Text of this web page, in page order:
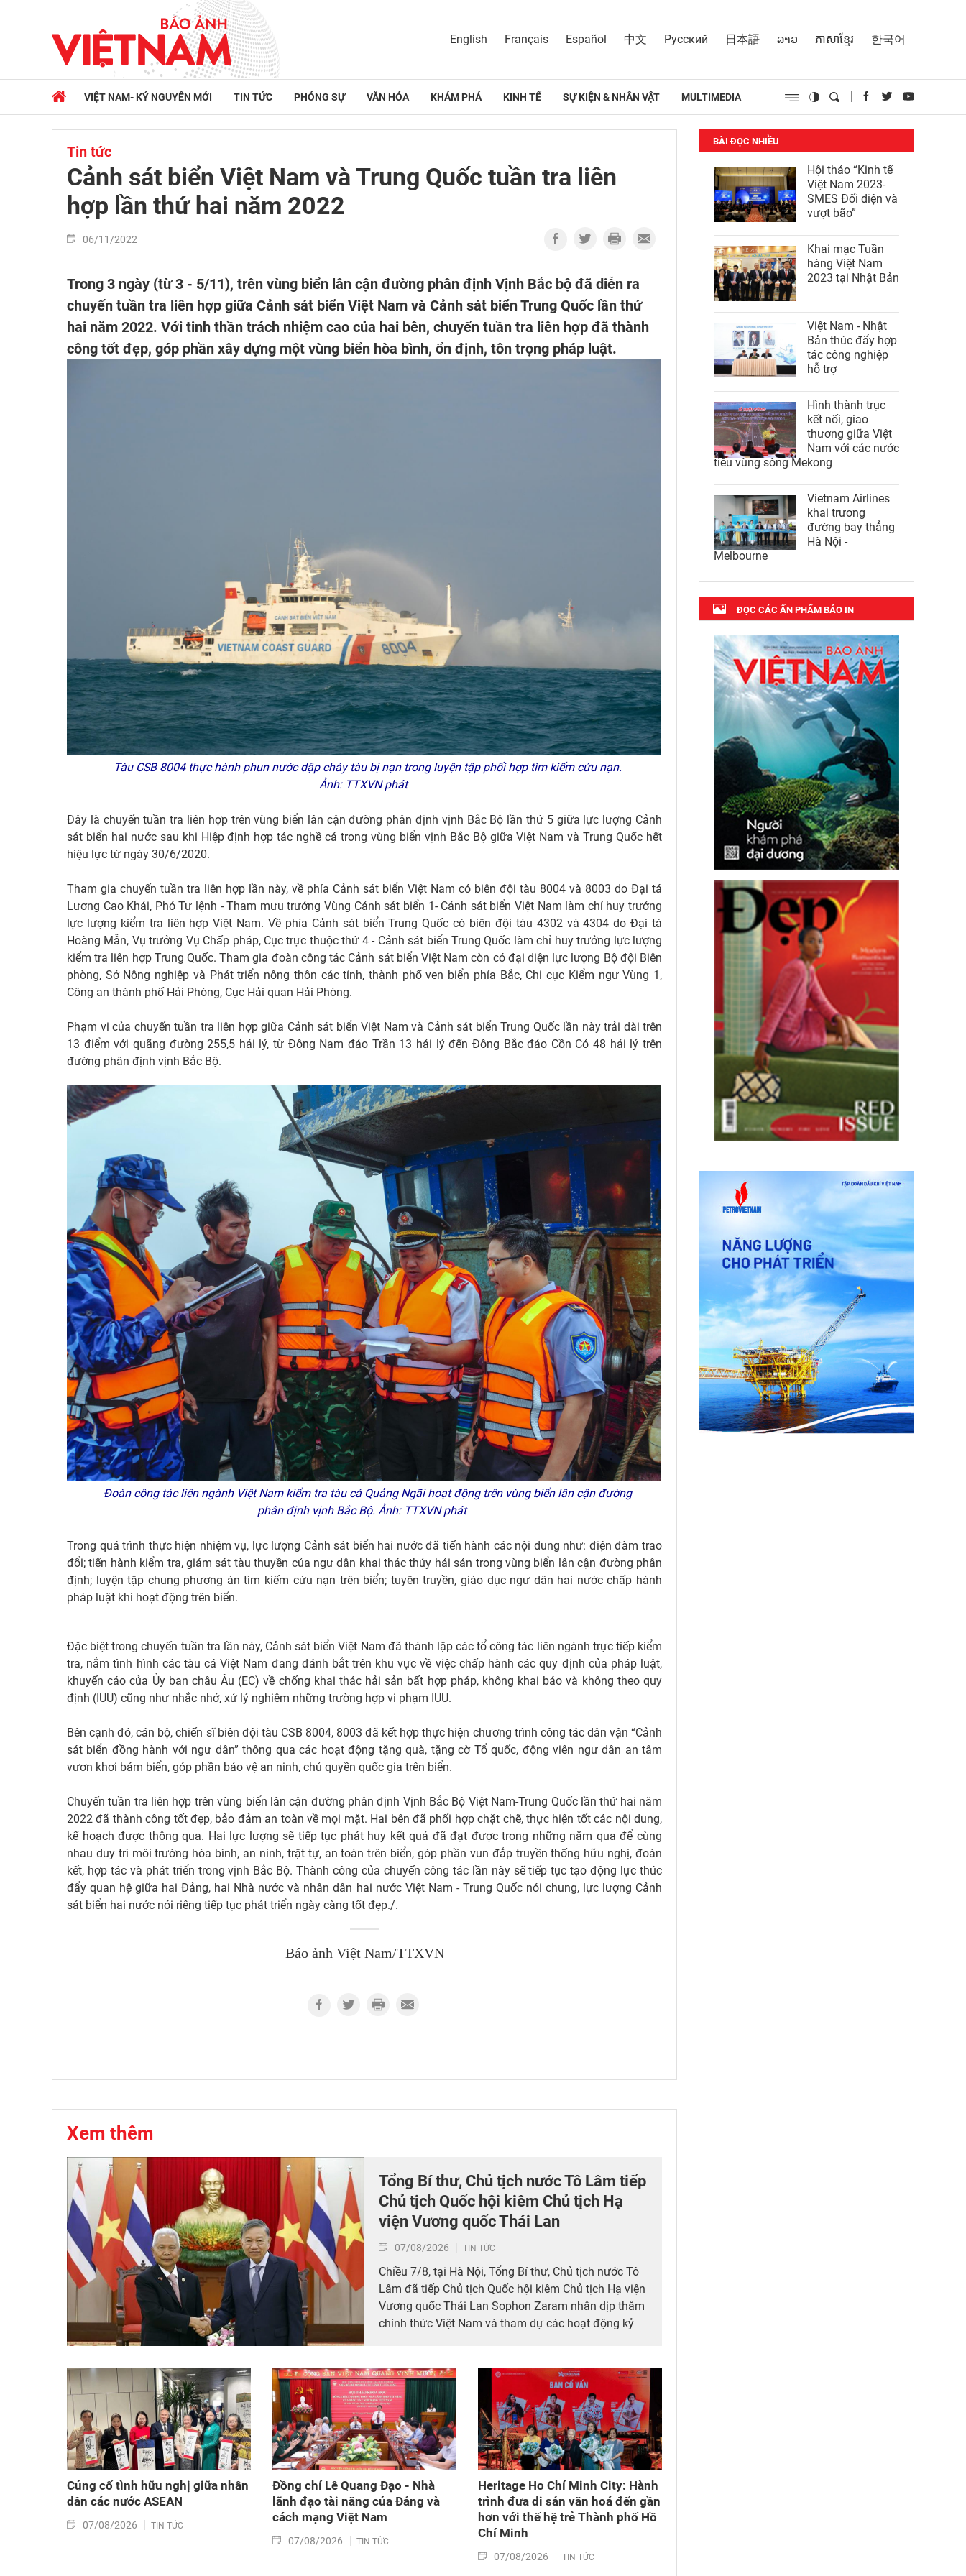
English Français Español 中文 Русский 日本語 ລາວ ភាសាខ្មែរ 한국어
VIỆT NAM- KỶ NGUYÊN MỚI TIN TỨC PHÓNG SỰ VĂN HÓA KHÁM PHÁ KINH TẾ SỰ KIỆN & NHÂN VẬT MULTIMEDIA
Tin tức
Cảnh sát biển Việt Nam và Trung Quốc tuần tra liên
hợp lần thứ hai năm 2022
06/11/2022
Trong 3 ngày (từ 3 - 5/11), trên vùng biển lân cận đường phân định Vịnh Bắc bộ đã diễn ra
chuyến tuần tra liên hợp giữa Cảnh sát biển Việt Nam và Cảnh sát biển Trung Quốc lần thứ
hai năm 2022. Với tinh thần trách nhiệm cao của hai bên, chuyến tuần tra liên hợp đã thành
công tốt đẹp, góp phần xây dựng một vùng biển hòa bình, ổn định, tôn trọng pháp luật.
Tàu CSB 8004 thực hành phun nước dập cháy tàu bị nạn trong luyện tập phối hợp tìm kiếm cứu nạn.
Ảnh: TTXVN phát
Đây là chuyến tuần tra liên hợp trên vùng biển lân cận đường phân định vịnh Bắc Bộ lần thứ 5 giữa lực lượng Cảnh
sát biển hai nước sau khi Hiệp định hợp tác nghề cá trong vùng biển vịnh Bắc Bộ giữa Việt Nam và Trung Quốc hết
hiệu lực từ ngày 30/6/2020.
Tham gia chuyến tuần tra liên hợp lần này, về phía Cảnh sát biển Việt Nam có biên đội tàu 8004 và 8003 do Đại tá
Lương Cao Khải, Phó Tư lệnh - Tham mưu trưởng Vùng Cảnh sát biển 1- Cảnh sát biển Việt Nam làm chỉ huy trưởng
lực lượng kiểm tra liên hợp Việt Nam. Về phía Cảnh sát biển Trung Quốc có biên đội tàu 4302 và 4304 do Đại tá
Hoàng Mẫn, Vụ trưởng Vụ Chấp pháp, Cục trực thuộc thứ 4 - Cảnh sát biển Trung Quốc làm chỉ huy trưởng lực lượng
kiểm tra liên hợp Trung Quốc. Tham gia đoàn công tác Cảnh sát biển Việt Nam còn có đại diện lực lượng Bộ đội Biên
phòng, Sở Nông nghiệp và Phát triển nông thôn các tỉnh, thành phố ven biển phía Bắc, Chi cục Kiểm ngư Vùng 1,
Công an thành phố Hải Phòng, Cục Hải quan Hải Phòng.
Phạm vi của chuyến tuần tra liên hợp giữa Cảnh sát biển Việt Nam và Cảnh sát biển Trung Quốc lần này trải dài trên
13 điểm với quãng đường 255,5 hải lý, từ Đông Nam đảo Trần 13 hải lý đến Đông Bắc đảo Cồn Cỏ 48 hải lý trên
đường phân định vịnh Bắc Bộ.
Đoàn công tác liên ngành Việt Nam kiểm tra tàu cá Quảng Ngãi hoạt động trên vùng biển lân cận đường
phân định vịnh Bắc Bộ. Ảnh: TTXVN phát
Trong quá trình thực hiện nhiệm vụ, lực lượng Cảnh sát biển hai nước đã tiến hành các nội dung như: điện đàm trao
đổi; tiến hành kiểm tra, giám sát tàu thuyền của ngư dân khai thác thủy hải sản trong vùng biển lân cận đường phân
định; luyện tập chung phương án tìm kiếm cứu nạn trên biển; tuyên truyền, giáo dục ngư dân hai nước chấp hành
pháp luật khi hoạt động trên biển.
Đặc biệt trong chuyến tuần tra lần này, Cảnh sát biển Việt Nam đã thành lập các tổ công tác liên ngành trực tiếp kiểm
tra, nắm tình hình các tàu cá Việt Nam đang đánh bắt trên khu vực về việc chấp hành các quy định của pháp luật,
khuyến cáo của Ủy ban châu Âu (EC) về chống khai thác hải sản bất hợp pháp, không khai báo và không theo quy
định (IUU) cũng như nhắc nhở, xử lý nghiêm những trường hợp vi phạm IUU.
Bên cạnh đó, cán bộ, chiến sĩ biên đội tàu CSB 8004, 8003 đã kết hợp thực hiện chương trình công tác dân vận “Cảnh
sát biển đồng hành với ngư dân” thông qua các hoạt động tặng quà, tặng cờ Tổ quốc, động viên ngư dân an tâm
vươn khơi bám biển, góp phần bảo vệ an ninh, chủ quyền quốc gia trên biển.
Chuyến tuần tra liên hợp trên vùng biển lân cận đường phân định Vịnh Bắc Bộ Việt Nam-Trung Quốc lần thứ hai năm
2022 đã thành công tốt đẹp, bảo đảm an toàn về mọi mặt. Hai bên đã phối hợp chặt chẽ, thực hiện tốt các nội dung,
kế hoạch được thông qua. Hai lực lượng sẽ tiếp tục phát huy kết quả đã đạt được trong những năm qua để cùng
nhau duy trì môi trường hòa bình, an ninh, trật tự, an toàn trên biển, góp phần vun đắp truyền thống hữu nghị, đoàn
kết, hợp tác và phát triển trong vịnh Bắc Bộ. Thành công của chuyến công tác lần này sẽ tiếp tục tạo động lực thúc
đẩy quan hệ giữa hai Đảng, hai Nhà nước và nhân dân hai nước Việt Nam - Trung Quốc nói chung, lực lượng Cảnh
sát biển hai nước nói riêng tiếp tục phát triển ngày càng tốt đẹp./.
Báo ảnh Việt Nam/TTXVN
Xem thêm
Tổng Bí thư, Chủ tịch nước Tô Lâm tiếp
Chủ tịch Quốc hội kiêm Chủ tịch Hạ
viện Vương quốc Thái Lan
07/08/2026 TIN TỨC
Chiều 7/8, tại Hà Nội, Tổng Bí thư, Chủ tịch nước Tô
Lâm đã tiếp Chủ tịch Quốc hội kiêm Chủ tịch Hạ viện
Vương quốc Thái Lan Sophon Zaram nhân dịp thăm
chính thức Việt Nam và tham dự các hoạt động kỷ
Củng cố tình hữu nghị giữa nhân
dân các nước ASEAN
07/08/2026 TIN TỨC
Đồng chí Lê Quang Đạo - Nhà
lãnh đạo tài năng của Đảng và
cách mạng Việt Nam​
07/08/2026 TIN TỨC
Heritage Ho Chí Minh City: Hành
trình đưa di sản văn hoá đến gần
hơn với thế hệ trẻ Thành phố Hồ
Chí Minh
07/08/2026 TIN TỨC
BÀI ĐỌC NHIỀU
Hội thảo “Kinh tế
Việt Nam 2023-
SMES Đối diện và
vượt bão”
Khai mạc Tuần
hàng Việt Nam
2023 tại Nhật Bản
Việt Nam - Nhật
Bản thúc đẩy hợp
tác công nghiệp
hỗ trợ
Hình thành trục
kết nối, giao
thương giữa Việt
Nam với các nước
tiểu vùng sông Mekong
Vietnam Airlines
khai trương
đường bay thẳng
Hà Nội -
Melbourne
ĐỌC CÁC ẤN PHẨM BÁO IN